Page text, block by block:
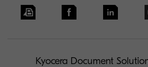
Kyocera Document